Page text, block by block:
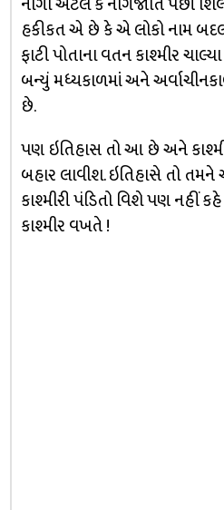
હકીકત એ છે કે એ લોકો નામ
ફાટી પોતાના વતન કાશ્મીર
બન્યું મધ્યકાળમાં અને
છે.
પણ ઇતિહાસ તો આ છે અને
બહાર લાવીશ. ઇતિહાસે તો
કાશ્મીરી પંડિતો વિશે પણ નહીં
કાશ્મીર વખતે !